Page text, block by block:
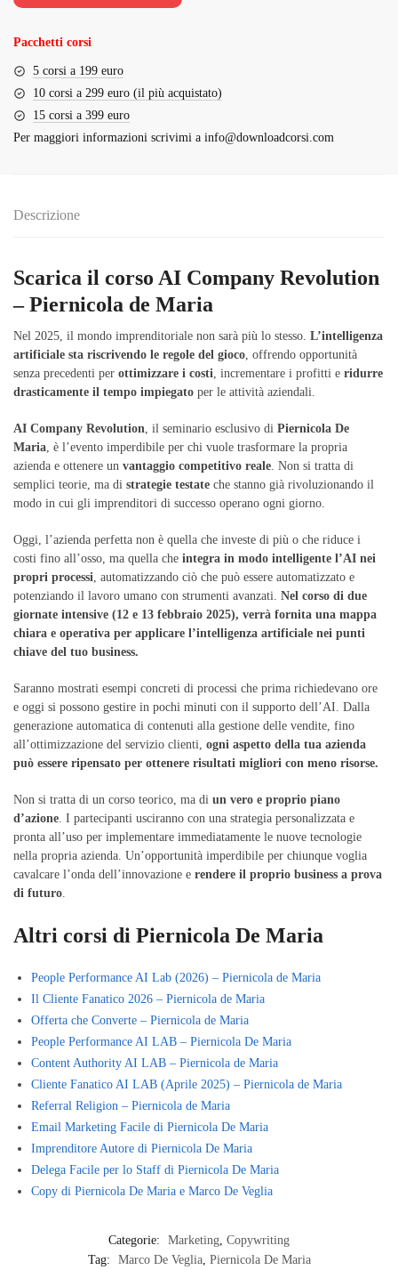
Pacchetti corsi
5 corsi a 199 euro
10 corsi a 299 euro (il più acquistato)
15 corsi a 399 euro
Per maggiori informazioni scrivimi a info@downloadcorsi.com
Descrizione
Scarica il corso AI Company Revolution
– Piernicola de Maria
Nel 2025, il mondo imprenditoriale non sarà più lo stesso. L’intelligenza
artificiale sta riscrivendo le regole del gioco, offrendo opportunità
senza precedenti per ottimizzare i costi, incrementare i profitti e ridurre
drasticamente il tempo impiegato per le attività aziendali.
AI Company Revolution, il seminario esclusivo di Piernicola De
Maria, è l’evento imperdibile per chi vuole trasformare la propria
azienda e ottenere un vantaggio competitivo reale. Non si tratta di
semplici teorie, ma di strategie testate che stanno già rivoluzionando il
modo in cui gli imprenditori di successo operano ogni giorno.
Oggi, l’azienda perfetta non è quella che investe di più o che riduce i
costi fino all’osso, ma quella che integra in modo intelligente l’AI nei
propri processi, automatizzando ciò che può essere automatizzato e
potenziando il lavoro umano con strumenti avanzati. Nel corso di due
giornate intensive (12 e 13 febbraio 2025), verrà fornita una mappa
chiara e operativa per applicare l’intelligenza artificiale nei punti
chiave del tuo business.
Saranno mostrati esempi concreti di processi che prima richiedevano ore
e oggi si possono gestire in pochi minuti con il supporto dell’AI. Dalla
generazione automatica di contenuti alla gestione delle vendite, fino
all’ottimizzazione del servizio clienti, ogni aspetto della tua azienda
può essere ripensato per ottenere risultati migliori con meno risorse.
Non si tratta di un corso teorico, ma di un vero e proprio piano
d’azione . I partecipanti usciranno con una strategia personalizzata e
pronta all’uso per implementare immediatamente le nuove tecnologie
nella propria azienda. Un’opportunità imperdibile per chiunque voglia
cavalcare l’onda dell’innovazione e rendere il proprio business a prova
di futuro
Altri corsi di Piernicola De Maria
People Performance AI Lab (2026) – Piernicola de Maria
Il Cliente Fanatico 2026 – Piernicola de Maria
Offerta che Converte – Piernicola de Maria
People Performance AI LAB – Piernicola De Maria
Content Authority AI LAB – Piernicola de Maria
Cliente Fanatico AI LAB (Aprile 2025) – Piernicola de Maria
Referral Religion – Piernicola de Maria
Email Marketing Facile di Piernicola De Maria
Imprenditore Autore di Piernicola De Maria
Delega Facile per lo Staff di Piernicola De Maria
Copy di Piernicola De Maria e Marco De Veglia
Categorie: Marketing, Copywriting
Tag:
Marco De Veglia, Piernicola De Maria